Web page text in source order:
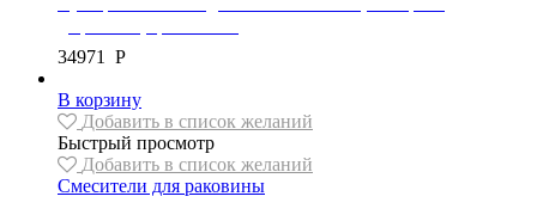
34971 Р
В корзину
Добавить в список желаний
Быстрый просмотр
Добавить в список желаний
Смесители для раковины